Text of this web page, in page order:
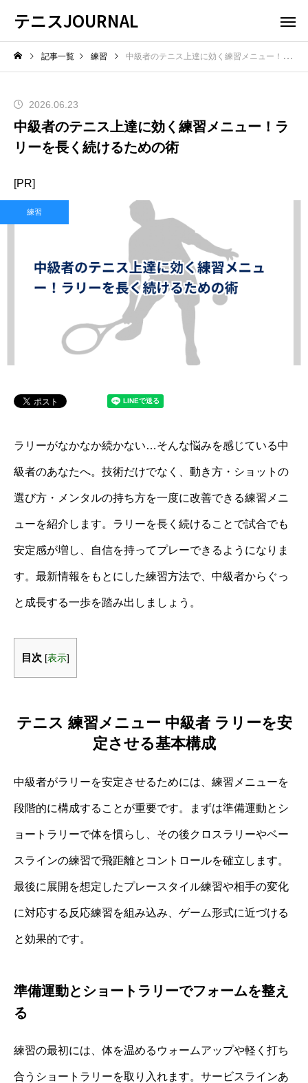
テニスJOURNAL
記事一覧 練習 中級者のテニス上達に効く練習メニュー！ラリーを長く続けるための術
2026.06.23
中級者のテニス上達に効く練習メニュー！ラ
リーを長く続けるための術
[PR]
練習
ラリーがなかなか続かない…そんな悩みを感じている中
級者のあなたへ。技術だけでなく、動き方・ショットの
選び方・メンタルの持ち方を一度に改善できる練習メニ
ューを紹介します。ラリーを長く続けることで試合でも
安定感が増し、自信を持ってプレーできるようになりま
す。最新情報をもとにした練習方法で、中級者からぐっ
と成長する一歩を踏み出しましょう。
目次 [表示]
テニス 練習メニュー 中級者 ラリーを安
定させる基本構成
中級者がラリーを安定させるためには、練習メニューを
段階的に構成することが重要です。まずは準備運動とシ
ョートラリーで体を慣らし、その後クロスラリーやベー
スラインの練習で飛距離とコントロールを確立します。
最後に展開を想定したプレースタイル練習や相手の変化
に対応する反応練習を組み込み、ゲーム形式に近づける
と効果的です。
準備運動とショートラリーでフォームを整え
る
練習の最初には、体を温めるウォームアップや軽く打ち
合うショートラリーを取り入れます。サービスラインあ